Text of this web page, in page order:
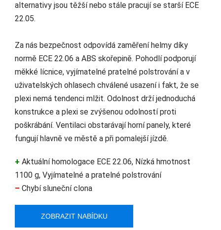
alternativy jsou těžší nebo stále pracují se starší ECE
22.05.
Za nás bezpečnost odpovídá zaměření helmy díky
normě ECE 22.06 a ABS skořepině. Pohodlí podporují
měkké lícnice, vyjímatelné pratelné polstrování a v
uživatelských ohlasech chválené usazení i fakt, že se
plexi nemá tendenci mlžit. Odolnost drží jednoduchá
konstrukce a plexi se zvýšenou odolností proti
poškrábání. Ventilaci obstarávají horní panely, které
fungují hlavně ve městě a při pomalejší jízdě.
+ Aktuální homologace ECE 22.06, Nízká hmotnost
1100 g, Vyjímatelné a pratelné polstrování
– Chybí sluneční clona
ZOBRAZIT NABÍDKU